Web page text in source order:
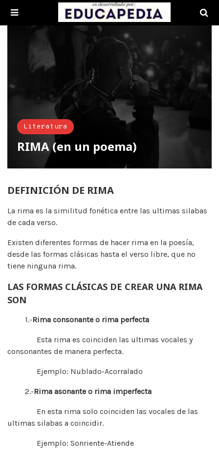
Literatura
RIMA (en un poema)
DEFINICIÓN DE RIMA
La rima es la similitud fonética entre las ultimas silabas
de cada verso.
Existen diferentes formas de hacer rima en la poesía,
desde las formas clásicas hasta el verso libre, que no
tiene ninguna rima.
LAS FORMAS CLÁSICAS DE CREAR UNA RIMA
SON
1.-Rima consonante o rima perfecta
Esta rima es coinciden las ultimas vocales y
consonantes de manera perfecta.
Ejemplo: Nublado-Acorralado
2.-Rima asonante o rima imperfecta
En esta rima solo coinciden las vocales de las
ultimas silabas a coincidir.
Ejemplo: Sonriente-Atiende